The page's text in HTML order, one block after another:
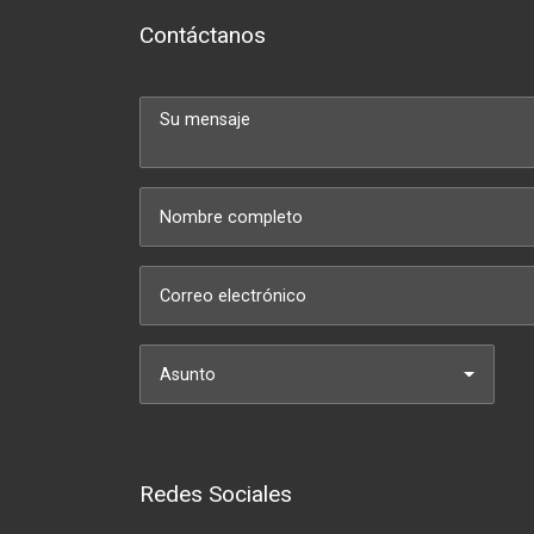
Contáctanos
Asunto
Redes Sociales